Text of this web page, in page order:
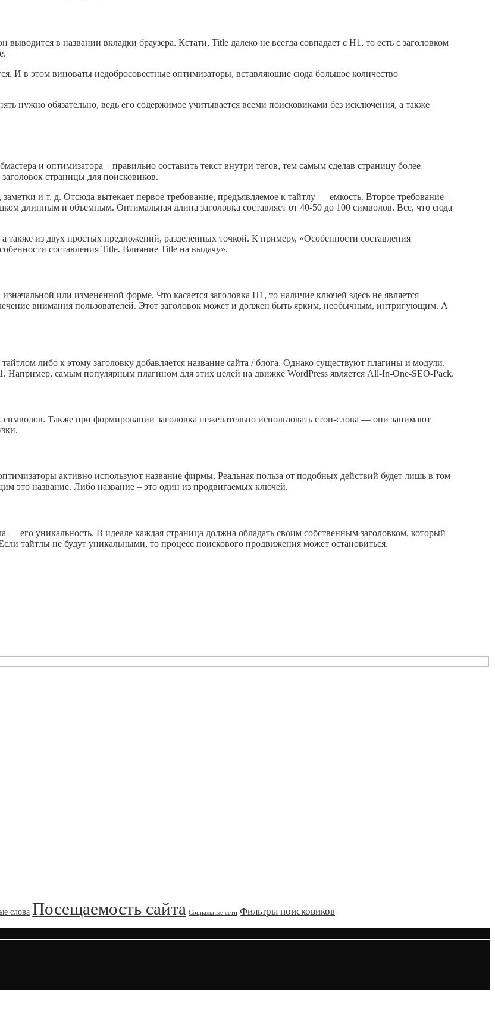
в названии вкладки браузера. Кстати, Title далеко не всегда совпадает с H1, то есть с заголовком
И в этом виноваты недобросовестные оптимизаторы, вставляющие сюда большое количество
нужно обязательно, ведь его содержимое учитывается всеми поисковиками без исключения, а также
и оптимизатора – правильно составить текст внутри тегов, тем самым сделав страницу более
страницы для поисковиков.
и т. д. Отсюда вытекает первое требование, предъявляемое к тайтлу — емкость. Второе требование –
длинным и объемным. Оптимальная длина заголовка составляет от 40-50 до 100 символов. Все, что сюда
также из двух простых предложений, разделенных точкой. К примеру, «Особенности составления
составления Title. Влияние Title на выдачу».
или измененной форме. Что касается заголовка H1, то наличие ключей здесь не является
внимания пользователей. Этот заголовок может и должен быть ярким, необычным, интригующим. А
либо к этому заголовку добавляется название сайта / блога. Однако существуют плагины и модули,
самым популярным плагином для этих целей на движке WordPress является All-In-One-SEO-Pack.
Также при формировании заголовка нежелательно использовать стоп-слова — они занимают
активно используют название фирмы. Реальная польза от подобных действий будет лишь в том
это название. Либо название – это один из продвигаемых ключей.
— его уникальность. В идеале каждая страница должна обладать своим собственным заголовком, который
тайтлы не будут уникальными, то процесс поискового продвижения может остановиться.
слова Посещаемость сайта Социальные сети Фильтры поисковиков